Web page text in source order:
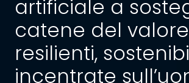
artificiale a
catene del valore
resilienti,
incentrate